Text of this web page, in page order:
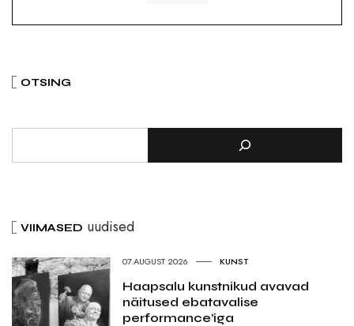
OTSING
VIIMASED uudised
07.AUGUST 2026 KUNST
Haapsalu kunstnikud avavad
näitused ebatavalise
performance’iga